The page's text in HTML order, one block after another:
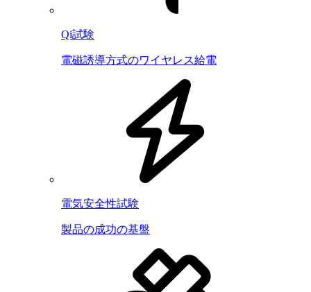
Qi試験
電磁誘導方式のワイヤレス給電
電気安全性試験
製品の成功の基盤